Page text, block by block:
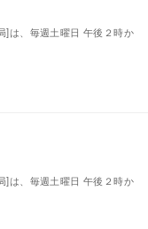
]は、毎週土曜日 午後２時か
]は、毎週土曜日 午後２時か